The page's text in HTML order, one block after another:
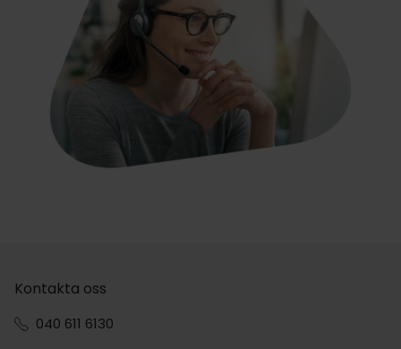
Kontakta oss
040 611 6130